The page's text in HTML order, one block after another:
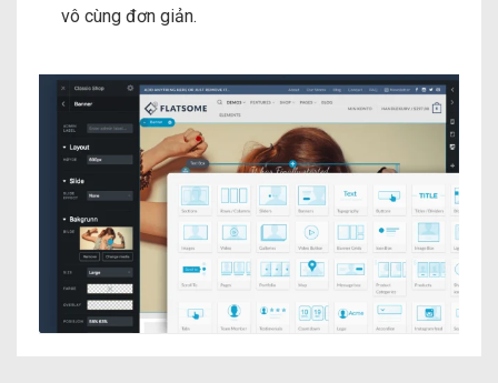
vô cùng đơn giản.